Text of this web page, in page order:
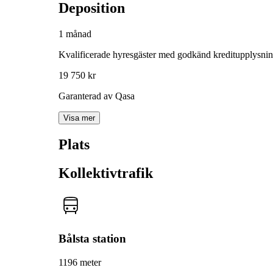
Deposition
1 månad
Kvalificerade hyresgäster med godkänd
19 750 kr
Garanterad av Qasa
Visa mer
Plats
Kollektivtrafik
Bålsta station
1196 meter